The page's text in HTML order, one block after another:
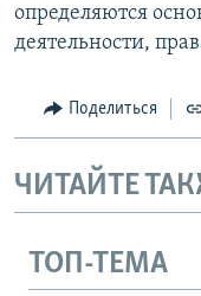
определяются
деятельности,
Поделиться
ЧИТАЙТЕ
ТОП-ТЕМА